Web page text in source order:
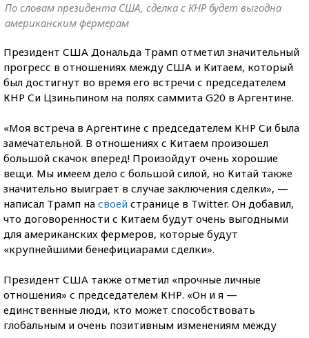
По словам президента США, сделка с КНР будет выгодна
американским фермерам
Президент США Дональда Трамп отметил значительный
прогресс в отношениях между США и Китаем, который
был достигнут во время его встречи с председателем
КНР Си Цзиньпином на полях саммита G20 в Аргентине.
«Моя встреча в Аргентине с председателем КНР Си была
замечательной. В отношениях с Китаем произошел
большой скачок вперед! Произойдут очень хорошие
вещи. Мы имеем дело с большой силой, но Китай также
значительно выиграет в случае заключения сделки», —
написал Трамп на своей странице в Twitter. Он добавил,
что договоренности с Китаем будут очень выгодными
для американских фермеров, которые будут
«крупнейшими бенефициарами сделки».
Президент США также отметил «прочные личные
отношения» с председателем КНР. «Он и я —
единственные люди, кто может способствовать
глобальным и очень позитивным изменениям между